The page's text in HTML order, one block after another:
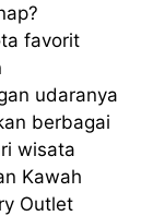
favorit
udaranya
berbagai
wisata
Kawah
Outlet